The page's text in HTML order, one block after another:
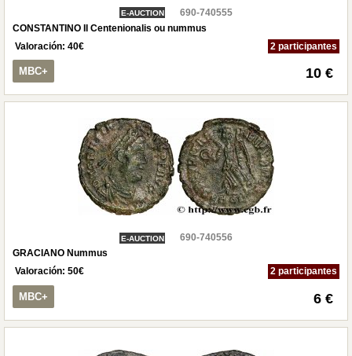
E-AUCTION
690-740555
CONSTANTINO II Centenionalis ou nummus
Valoración: 40€ 2 participantes
MBC+ 10 €
E-AUCTION
690-740556
GRACIANO Nummus
Valoración: 50€ 2 participantes
MBC+ 6 €